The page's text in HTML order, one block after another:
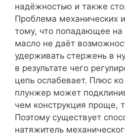
надёжностью и также
Проблема механических
тому, что попадающее на
масло не даёт
удерживать стержень в
в результате чего
цепь ослабевает. Плюс
плунжер может
чем конструкция проще,
Поэтому существует
натяжитель